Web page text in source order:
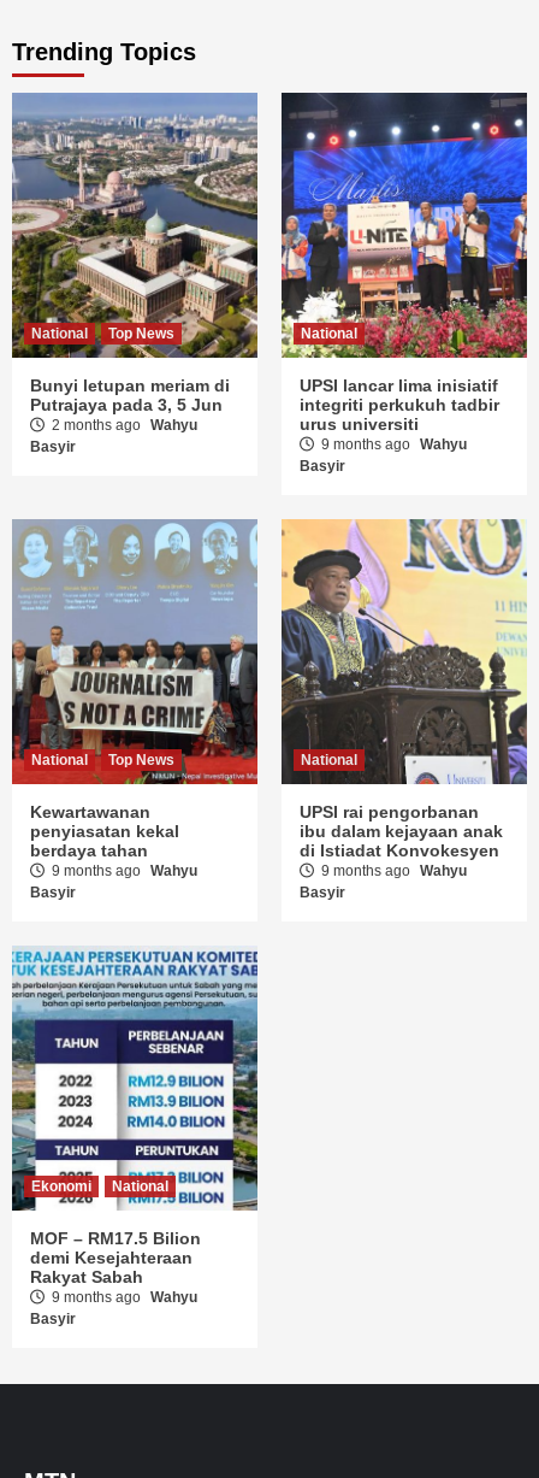
Trending Topics
National Top News
Bunyi letupan meriam di
Putrajaya pada 3, 5 Jun
2 months ago Wahyu
Basyir
National
UPSI lancar lima inisiatif
integriti perkukuh tadbir
urus universiti
9 months ago Wahyu
Basyir
National Top News
Kewartawanan
penyiasatan kekal
berdaya tahan
9 months ago Wahyu
Basyir
National
UPSI rai pengorbanan
ibu dalam kejayaan anak
di Istiadat Konvokesyen
9 months ago Wahyu
Basyir
Ekonomi National
MOF – RM17.5 Bilion
demi Kesejahteraan
Rakyat Sabah
9 months ago Wahyu
Basyir